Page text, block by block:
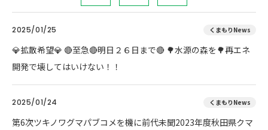
2025/01/25 くまもりNews
💎拡散希望💎 🔴至急🔴明日２６日まで🔴 🌳水源の森を🌳再エネ
開発で壊してはいけない！！
2025/01/24 くまもりNews
第6次ツキノワグマパブコメを機に前代未聞2023年度秋田県クマ